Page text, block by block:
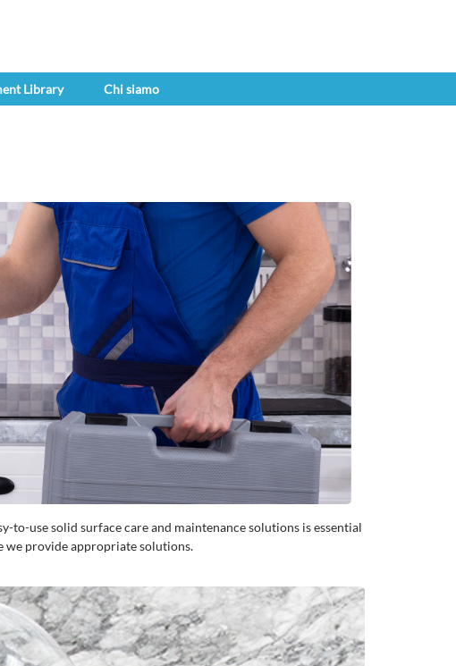
Library Chi siamo
to-use solid surface care and maintenance solutions is essential
we provide appropriate solutions.